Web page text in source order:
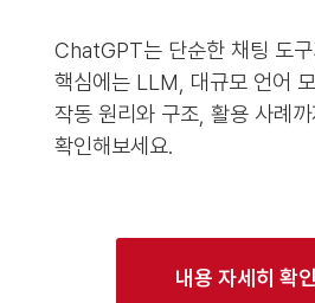
ChatGPT는 단순한 채팅 도
핵심에는 LLM, 대규모 언어
작동 원리와 구조, 활용 사례
확인해보세요.
내용 자세히 확